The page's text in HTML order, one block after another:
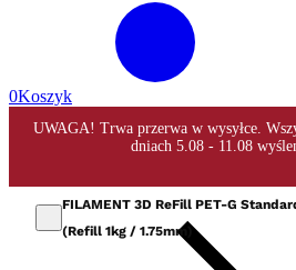
0Koszyk
FILAMENT 3D ReFill PET-G
(Refill 1kg / 1.75mm)